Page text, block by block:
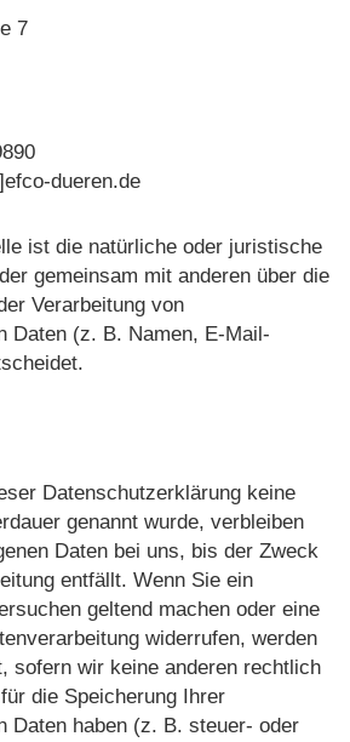
7
dueren.de
ist die natürliche oder juristische
gemeinsam mit anderen über die
Verarbeitung von
Daten (z. B. Namen, E-Mail-
Datenschutzerklärung keine
genannt wurde, verbleiben
Daten bei uns, bis der Zweck
entfällt. Wenn Sie ein
geltend machen oder eine
widerrufen, werden
sofern wir keine anderen rechtlich
die Speicherung Ihrer
Daten haben (z. B. steuer- oder